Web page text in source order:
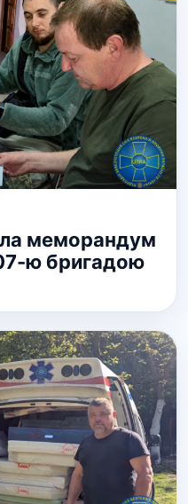
меморандум
ю бригадою